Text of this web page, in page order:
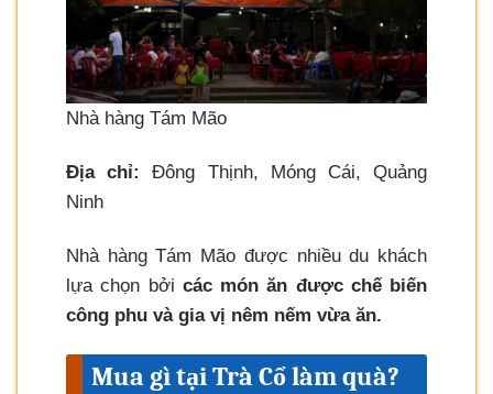
Nhà hàng Tám Mão
Địa chỉ:
Đông Thịnh, Móng Cái, Quảng
Ninh
Nhà hàng Tám Mão được nhiều du khách
lựa chọn bởi các món ăn được chế biến
công phu và gia vị nêm nếm vừa ăn.
Mua gì tại Trà Cổ làm quà?